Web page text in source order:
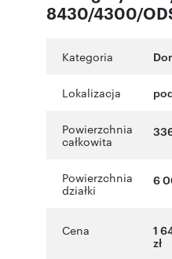
8430/4300/
Kategoria
Lokalizacja
Powierzchnia
całkowita
Powierzchnia
działki
6
Cena
1
zł